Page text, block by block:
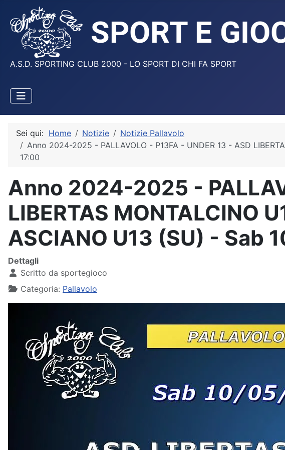
A.S.D. SPORTING CLUB 2000 - LO SPORT DI CHI FA SPORT
Sei qui: Home Notizie
Notizie Pallavolo
Anno 2024-2025 - PALLAVOLO - P13FA - UNDER 13 - ASD
17:00
Anno 2024-2025 -
LIBERTAS MONTALCINO
ASCIANO U13 (SU) - Sab
Dettagli
Scritto da sportegioco
Categoria: Pallavolo